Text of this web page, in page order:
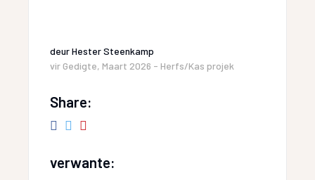
deurHester Steenkamp
vir Gedigte, Maart 2026 - Herfs/Kas projek
Share:
verwante: